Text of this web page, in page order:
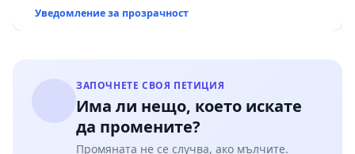
Уведомление за прозрачност
ЗАПОЧНЕТЕ СВОЯ ПЕТИЦИЯ
Има ли нещо, което искате
да промените?
Промяната не се случва, ако мълчите.